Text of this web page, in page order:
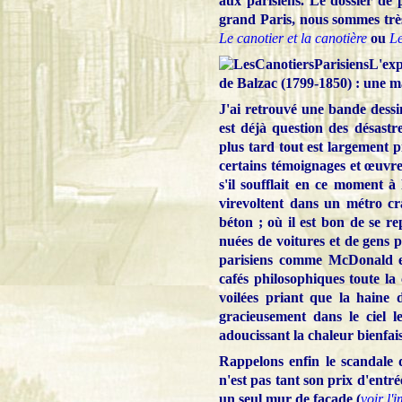
grand Paris, nous sommes
Le canotier et la canotière ou
de Balzac (1799-1850) : une
J'ai retrouvé une bande
est déjà question des
plus tard tout est largement
certains témoignages et
s'il soufflait en ce moment
virevoltent dans un métro
béton ; où il est bon de se
nuées de voitures et de gens
parisiens comme McDonald
cafés philosophiques toute
voilées priant que la haine
gracieusement dans le ciel
adoucissant la chaleur
Rappelons enfin le
n'est pas tant son prix
un seul mur de façade (voir